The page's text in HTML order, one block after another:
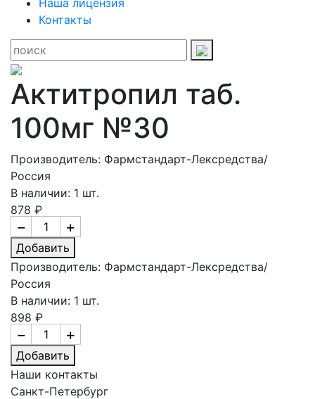
Контакты
Актитропил таб.
100мг №30
Производитель: Фармстандарт-Лексредства/
Россия
В наличии: 1 шт.
878 ₽
+
−
Добавить
Производитель: Фармстандарт-Лексредства/
Россия
В наличии: 1 шт.
898 ₽
+
−
Добавить
Наши контакты
Санкт-Петербург